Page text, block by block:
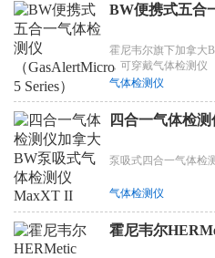
BW便携式五合
霍尼韦尔旗下加拿大
，可穿戴气体检测仪
气体检测仪
四合一气体检
泵吸式四合一气体检
气体检测仪
霍尼韦尔